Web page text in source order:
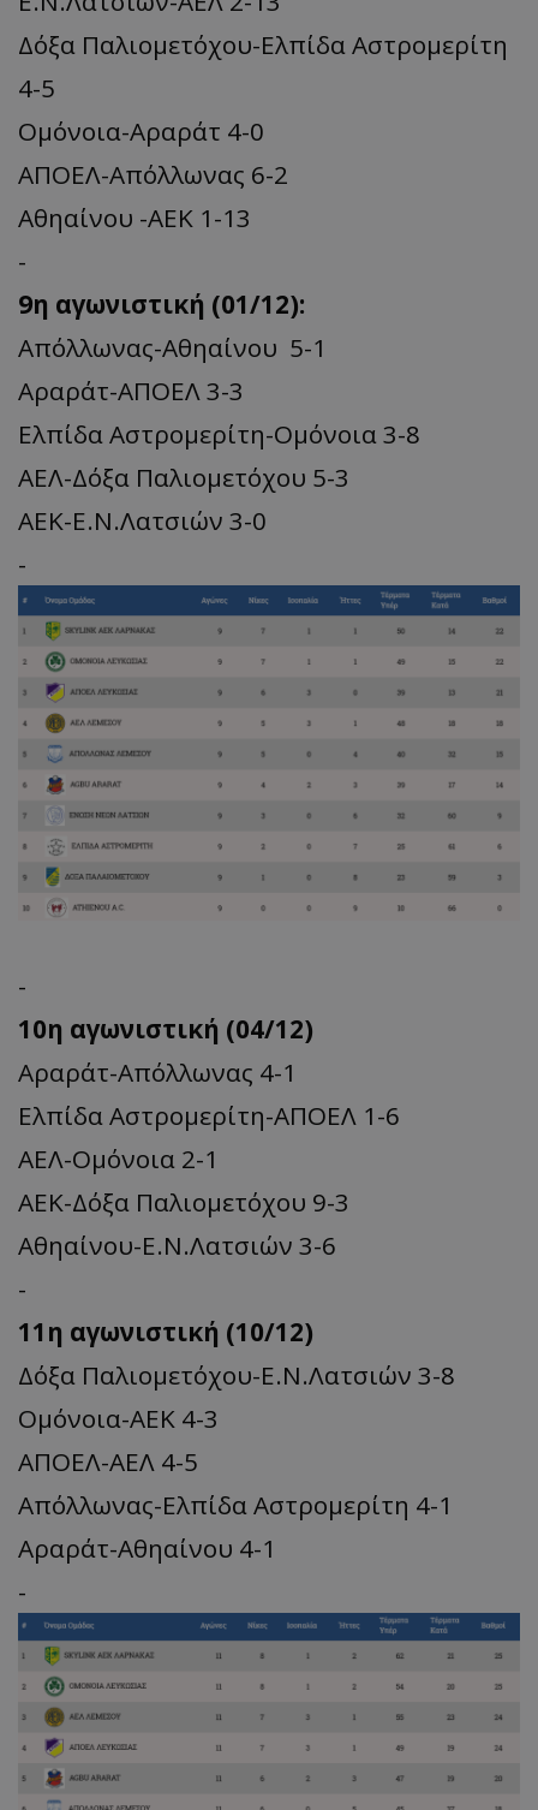
Δόξα Παλιομετόχου-Ελπίδα Αστρομερίτη
4-5
Ομόνοια-Αραράτ 4-0
ΑΠΟΕΛ-Απόλλωνας 6-2
Αθηαίνου -ΑΕΚ 1-13
-
9η αγωνιστική (01/12):
Απόλλωνας-Αθηαίνου 5-1
Αραράτ-ΑΠΟΕΛ 3-3
Ελπίδα Αστρομερίτη-Ομόνοια 3-8
ΑΕΛ-Δόξα Παλιομετόχου 5-3
ΑΕΚ-Ε.Ν.Λατσιών 3-0
-
-
10η αγωνιστική (04/12)
Αραράτ-Απόλλωνας 4-1
Ελπίδα Αστρομερίτη-ΑΠΟΕΛ 1-6
ΑΕΛ-Ομόνοια 2-1
ΑΕΚ-Δόξα Παλιομετόχου 9-3
Αθηαίνου-Ε.Ν.Λατσιών 3-6
-
11η αγωνιστική (10/12)
Δόξα Παλιομετόχου-Ε.Ν.Λατσιών 3-8
Ομόνοια-ΑΕΚ 4-3
ΑΠΟΕΛ-ΑΕΛ 4-5
Απόλλωνας-Ελπίδα Αστρομερίτη 4-1
Αραράτ-Αθηαίνου 4-1
-